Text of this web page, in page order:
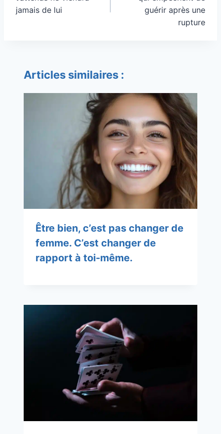
jamais de lui
guérir après une
rupture
Articles similaires :
Être bien, c’est pas changer de
femme. C’est changer de
rapport à toi-même.